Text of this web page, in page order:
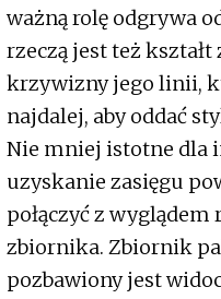
ważną rolę odgrywa
rzeczą jest też
krzywizny jego linii,
najdalej, aby oddać
Nie mniej istotne dla
uzyskanie zasięgu
połączyć z wyglądem
zbiornika. Zbiornik
pozbawiony jest